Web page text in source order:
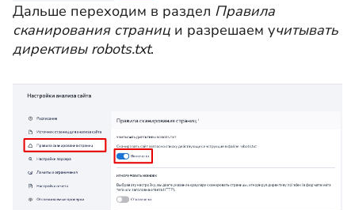
Дальше переходим в раздел Правила
сканирования страниц и разрешаем учитывать
директивы robots.txt.